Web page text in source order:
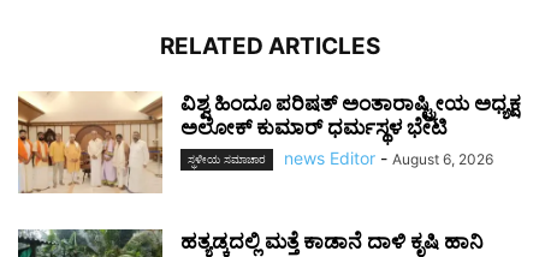
RELATED ARTICLES
ವಿಶ್ವ ಹಿಂದೂ ಪರಿಷತ್ ಅಂತಾರಾಷ್ಟ್ರೀಯ ಅಧ್ಯಕ್ಷ
ಅಲೋಕ್ ಕುಮಾರ್ ಧರ್ಮಸ್ಥಳ ಭೇಟಿ
ಸ್ಥಳೀಯ ಸಮಾಚಾರ news Editor - August 6, 2026
ಹತ್ಯಡ್ಕದಲ್ಲಿ ಮತ್ತೆ ಕಾಡಾನೆ ದಾಳಿ ಕೃಷಿ ಹಾನಿ